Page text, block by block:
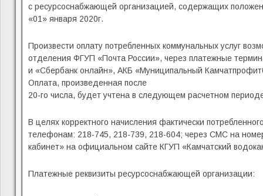
с ресурсоснабжающей организацией, содержащих
«01» января 2020г.
Произвести оплату потребленных коммунальных услуг
отделения ФГУП «Почта России», через платежные
и «Сбербанк онлайн», АКБ «Муниципальный
Оплата, произведенная после
20-го числа, будет учтена в следующем расчетном
В целях корректного начисления фактически
телефонам: 218-745, 218-739, 218-604; через СМС на
кабинет» на официальном сайте КГУП «Камчатский
Платежные реквизиты ресурсоснабжающей организации: